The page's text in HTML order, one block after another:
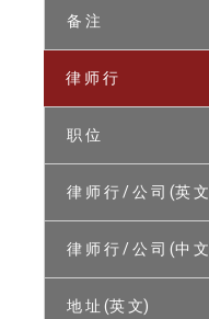
备 注
律 师 行
职 位
律 师 行 / 公 司 (英
律 师 行 / 公 司 (中
地 址 (英 文)